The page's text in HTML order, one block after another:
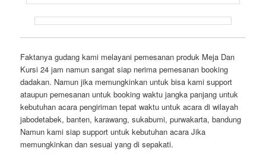
Faktanya gudang kami melayani pemesanan produk Meja Dan
Kursi 24 jam namun sangat siap nerima pemesanan booking
dadakan. Namun jika memungkinkan untuk bisa kami support
ataupun pemesanan untuk booking waktu jangka panjang untuk
kebutuhan acara pengiriman tepat waktu untuk acara di wilayah
jabodetabek, banten, karawang, sukabumi, purwakarta, bandung
Namun kami siap support untuk kebutuhan acara Jika
memungkinkan dan sesuai yang di sepakati.